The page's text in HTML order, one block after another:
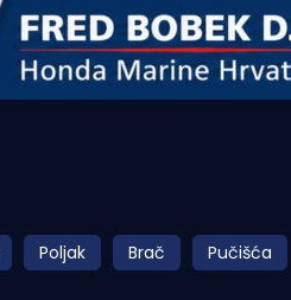
Poljak Brač Pučišća